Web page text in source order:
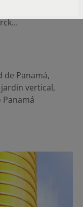
de Panamá,
jardin vertical,
Panamá